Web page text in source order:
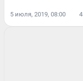
5 июля, 2019, 08:00